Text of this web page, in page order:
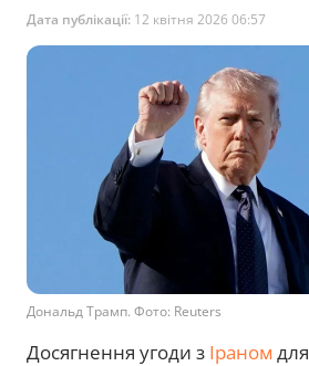
Дата публікації: 12 квітня 2026 06:57
Дональд Трамп. Фото: Reuters
Досягнення угоди з Іраном